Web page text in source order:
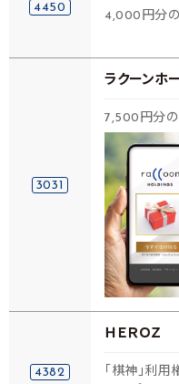
4450
4,000円分
3031
ラクーンホ
7,500円分の
4382
ＨＥＲＯＺ
「棋神」利